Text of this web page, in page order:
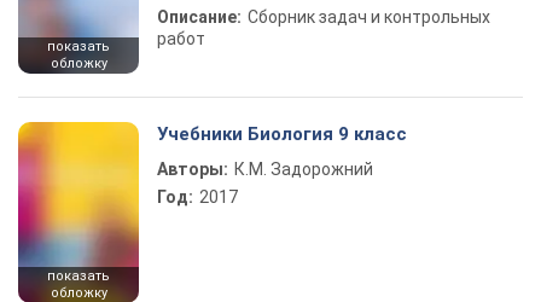
показать
обложку
Описание: Сборник задач и контрольных
работ
показать
обложку
Учебники Биология 9 класс
Авторы: К.М. Задорожний
Год: 2017